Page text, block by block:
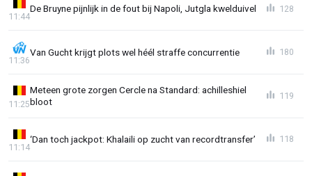
De Bruyne pijnlijk in de fout bij Napoli, Jutgla kwelduivel
11:44
128
Van Gucht krijgt plots wel héél straffe concurrentie
11:36
180
Meteen grote zorgen Cercle na Standard: achilleshiel
bloot
11:25
119
‘Dan toch jackpot: Khalaili op zucht van recordtransfer’
11:14
118